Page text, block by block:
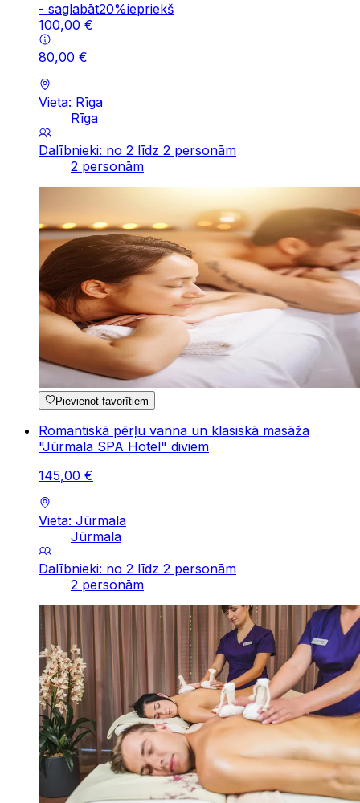
- saglabāt20%iepriekš
100,00 €
80,00 €
Vieta: Rīga
Rīga
Dalībnieki: no 2 līdz 2 personām
2 personām
Pievienot favorītiem
Romantiskā pērļu vanna un klasiskā masāža
"Jūrmala SPA Hotel" diviem
145,00 €
Vieta: Jūrmala
Jūrmala
Dalībnieki: no 2 līdz 2 personām
2 personām